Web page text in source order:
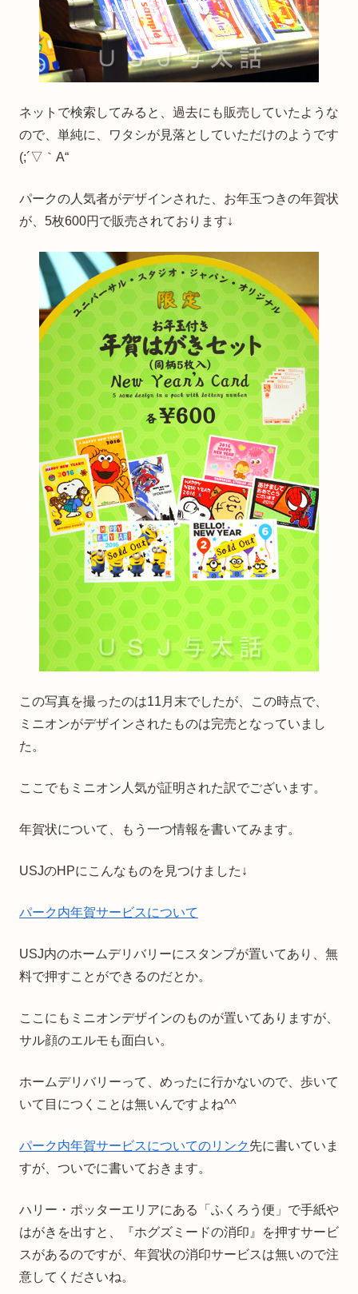
ネットで検索してみると、過去にも販売していたような
ので、単純に、ワタシが見落としていただけのようです
(;´▽｀A“
パークの人気者がデザインされた、お年玉つきの年賀状
が、5枚600円で販売されております↓
この写真を撮ったのは11月末でしたが、この時点で、
ミニオンがデザインされたものは完売となっていまし
た。
ここでもミニオン人気が証明された訳でございます。
年賀状について、もう一つ情報を書いてみます。
USJのHPにこんなものを見つけました↓
パーク内年賀サービスについて
USJ内のホームデリバリーにスタンプが置いてあり、無
料で押すことができるのだとか。
ここにもミニオンデザインのものが置いてありますが、
サル顔のエルモも面白い。
ホームデリバリーって、めったに行かないので、歩いて
いて目につくことは無いんですよね^^
パーク内年賀サービスについてのリンク先に書いていま
すが、ついでに書いておきます。
ハリー・ポッターエリアにある「ふくろう便」で手紙や
はがきを出すと、『ホグズミードの消印』を押すサービ
スがあるのですが、年賀状の消印サービスは無いので注
意してくださいね。